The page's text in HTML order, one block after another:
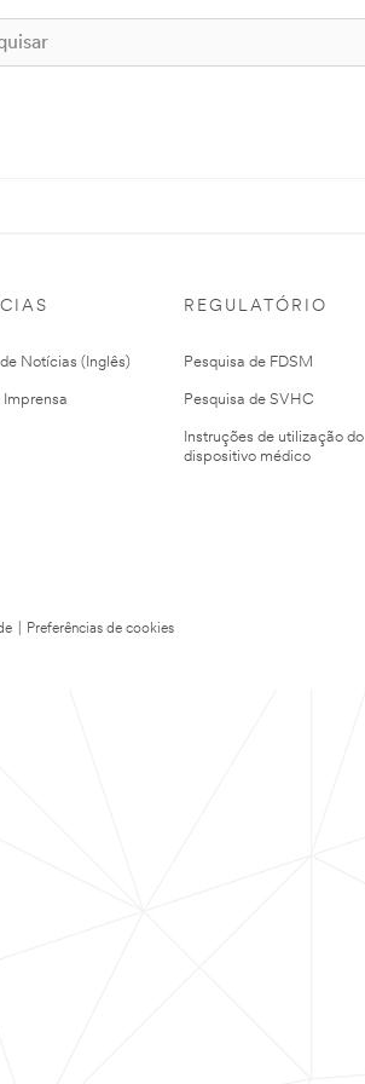
Notícias (Inglês)
Imprensa
REGULATÓRIO
Pesquisa de FDSM
Pesquisa de SVHC
Instruções de utilização do
dispositivo médico
Preferências de cookies